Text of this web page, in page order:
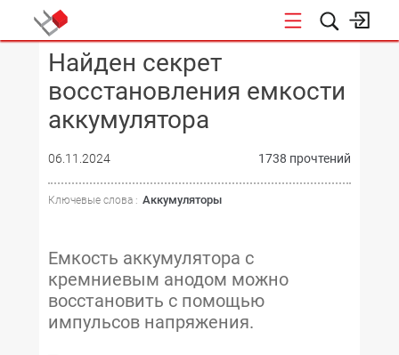
КОНФЕРЕНЦИИ
Найден секрет
восстановления емкости
аккумулятора
06.11.2024 1738 прочтений
Ключевые слова : Аккумуляторы
Емкость аккумулятора с
кремниевым анодом можно
восстановить с помощью
импульсов напряжения.